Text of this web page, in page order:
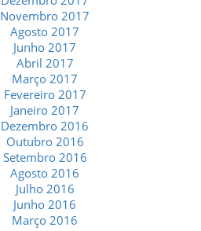
Novembro 2017
Agosto 2017
Junho 2017
Abril 2017
Março 2017
Fevereiro 2017
Janeiro 2017
Dezembro 2016
Outubro 2016
Setembro 2016
Agosto 2016
Julho 2016
Junho 2016
Março 2016